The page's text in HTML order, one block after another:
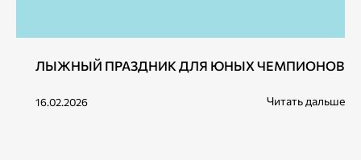
ЛЫЖНЫЙ ПРАЗДНИК ДЛЯ ЮНЫХ ЧЕМПИОНОВ
16.02.2026 Читать дальше